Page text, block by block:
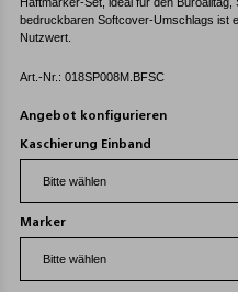
bedruckbaren Softcover-Umschlags ist
Nutzwert.
Art.-Nr.: 018SP008M.BFSC
Angebot konfigurieren
Kaschierung Einband
Marker